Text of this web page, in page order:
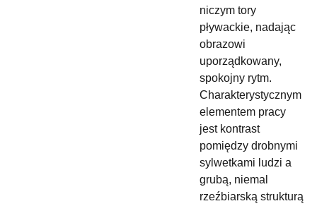
niczym tory
pływackie, nadając
obrazowi
uporządkowany,
spokojny rytm.
Charakterystycznym
elementem pracy
jest kontrast
pomiędzy drobnymi
sylwetkami ludzi a
grubą, niemal
rzeźbiarską strukturą